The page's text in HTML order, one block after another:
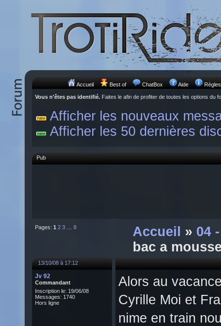
Accueil Best of ChatBox Aide Règles
Vous n'êtes pas identifié. Faites le afin de profiter de toutes les options du
Afficher les nouveaux
Afficher les 50 dernières
Pub
Pages: 1 2 3 8 Accueil » 04
bac a
13/10/08 à 17:12
Jv 92
Commandant
Inscription le: 19/06/08
Messages: 1740
Hors ligne
Alors au
Cyrille Moi et
nime en train